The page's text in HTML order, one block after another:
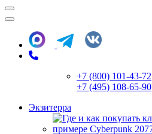
+7 (800) 101-43-72
+7 (495) 108-65-90
Экзитерра